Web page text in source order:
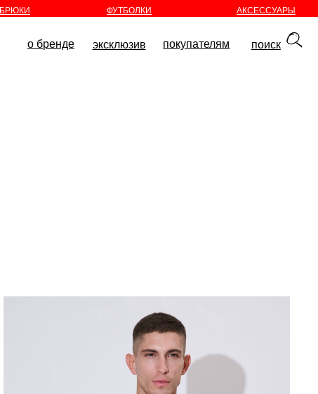
поиск
эксклюзив
БРЮКИ ФУТБОЛКИ АКСЕССУАРЫ